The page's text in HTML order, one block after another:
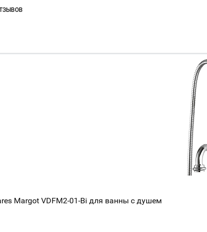
Margot VDFM2-01-Bi для ванны с душем
Мурманск
Всё верно